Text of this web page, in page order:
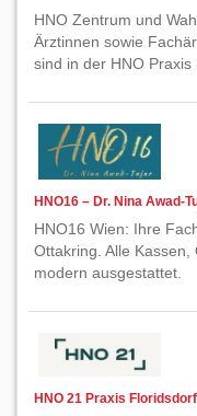
HNO Zentrum und
Ärztinnen sowie
sind in der HNO Praxis
HNO16 – Dr. Nina Awad-
HNO16 Wien: Ihre
Ottakring. Alle
modern ausgestattet.
HNO 21 Praxis Floridsdorf